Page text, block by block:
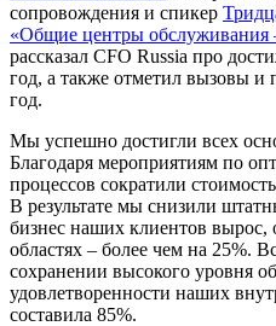
сопровождения и спикер
«Общие центры обслуживания
рассказал CFO Russia про
год, а также отметил вызовы
год.
Мы успешно достигли всех
Благодаря мероприятиям по
процессов сократили
В результате мы снизили
бизнес наших клиентов вырос,
областях – более чем на 25%.
сохранении высокого уровня
удовлетворенности наших
составила 85%.